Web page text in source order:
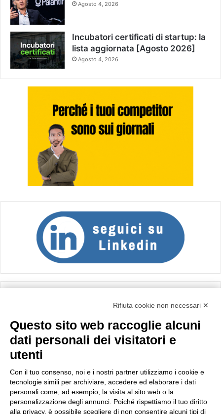
Agosto 4, 2026
Incubatori certificati di startup: la
lista aggiornata [Agosto 2026]
Agosto 4, 2026
Importo netto (€):
Calcola
Rifiuta cookie non necessari ✕
Questo sito web raccoglie alcuni
dati personali dei visitatori e
utenti
Con il tuo consenso, noi e i nostri partner utilizziamo i cookie e
tecnologie simili per archiviare, accedere ed elaborare i dati
personali come, ad esempio, la visita al sito web o la
personalizzazione degli annunci. Poiché rispettiamo il tuo diritto
alla privacy, è possibile scegliere di non consentire alcuni tipi di